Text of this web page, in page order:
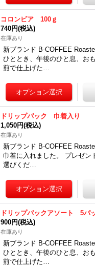
コロンビア 100ｇ
740円(税込)
在庫あり
新ブランド B-COFFEE
ひととき、午後のひと息、お
煎で仕上げた…
ドリップパック 巾着入り
1,050円(税込)
在庫あり
新ブランド B-COFFEE
巾着に入れました。 プレゼン
選びくだ…
ドリップパックアソート 5パ
900円(税込)
在庫あり
新ブランド B-COFFEE
ひととき、午後のひと息、お
煎で仕上げた…